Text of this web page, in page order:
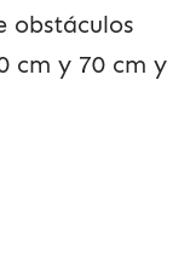
obstáculos
cm y 70 cm y